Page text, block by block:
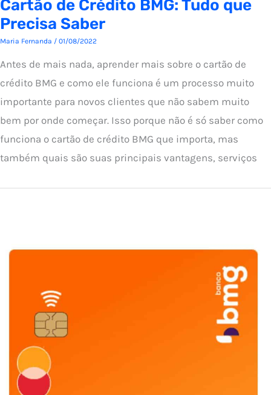
Cartão de Crédito BMG: Tudo que
Precisa Saber
Maria Fernanda / 01/08/2022
Antes de mais nada, aprender mais sobre o cartão de
crédito BMG e como ele funciona é um processo muito
importante para novos clientes que não sabem muito
bem por onde começar. Isso porque não é só saber como
funciona o cartão de crédito BMG que importa, mas
também quais são suas principais vantagens, serviços